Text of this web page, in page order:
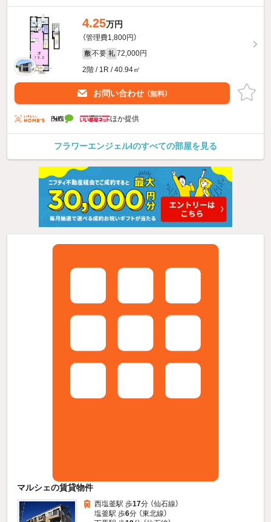
4.25万円
（管理費1,800円）
敷 不要 礼 72,000円
2階 / 1R / 40.94㎡
お問い合わせ （無料）
ほか提供
フラワーエンジェルIのすべての部屋を見る
マルシェの賃貸物件
西塩釜駅 歩17分 （仙石線）
塩釜駅 歩6分 （東北線）